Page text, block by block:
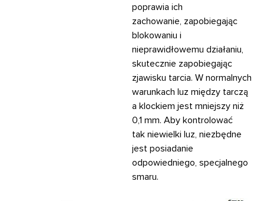
poprawia ich
zachowanie, zapobiegając
blokowaniu i
nieprawidłowemu działaniu,
skutecznie zapobiegając
zjawisku tarcia. W normalnych
warunkach luz między tarczą
a klockiem jest mniejszy niż
0,1 mm. Aby kontrolować
tak niewielki luz, niezbędne
jest posiadanie
odpowiedniego, specjalnego
smaru.